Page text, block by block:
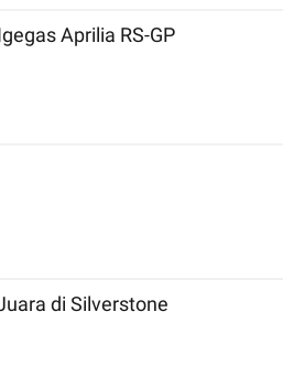
Aprilia RS-GP
MotoGP 2026 Inggris: Bicara Tradisi, Marc Marquez dan Marco Bezzecchi Tak Bakal Juara di Silverstone